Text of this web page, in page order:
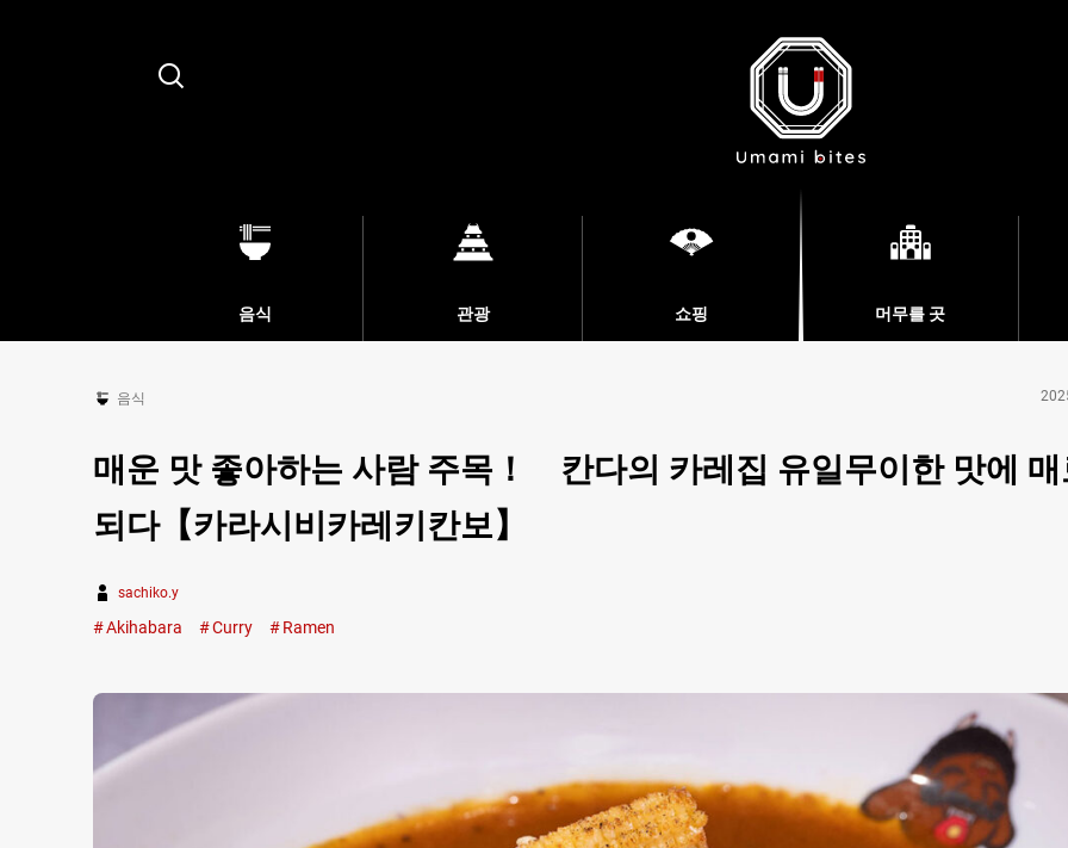
Search
음식 관광 쇼핑 머무를 곳
음식
매운 맛 좋아하는 사람 주목！ 칸다의 카레집 유일무이한 맛에 매
되다【카라시비카레키칸보】
sachiko.y
Akihabara Curry Ramen